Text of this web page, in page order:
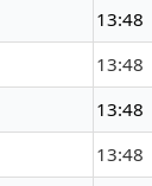
13:48
13:48
13:48
13:48